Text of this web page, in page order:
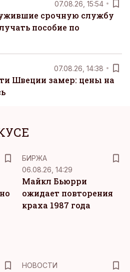
07.08.26, 15:54
срочную службу
пособие по
07.08.26, 14:38
Швеции замер: цены на
БИРЖА
06.08.26, 14:29
Майкл Бьюрри
ожидает повторения
краха 1987 года
НОВОСТИ